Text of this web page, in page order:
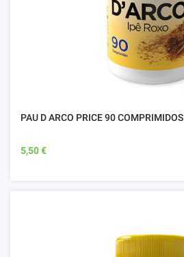
PAU D ARCO PRICE 90 COMPRIMIDOS
5,50 €